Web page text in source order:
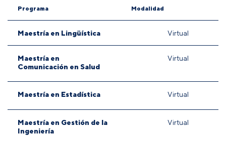
Programa Modalidad
Maestría en Lingüística Virtual
Maestría en
Comunicación en Salud
Virtual
Maestría en Estadística Virtual
Maestría en Gestión de la
Ingeniería
Virtual